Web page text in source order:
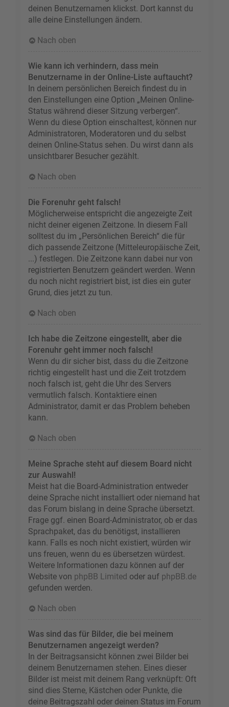
deinen Benutzernamen klickst. Dort kannst du
alle deine Einstellungen ändern.
Nach oben
Wie kann ich verhindern, dass mein
Benutzername in der Online-Liste auftaucht?
In deinem persönlichen Bereich findest du in
den Einstellungen eine Option „Meinen Online-
Status während dieser Sitzung verbergen“.
Wenn du diese Option einschaltest, können nur
Administratoren, Moderatoren und du selbst
deinen Online-Status sehen. Du wirst dann als
unsichtbarer Besucher gezählt.
Nach oben
Die Forenuhr geht falsch!
Möglicherweise entspricht die angezeigte Zeit
nicht deiner eigenen Zeitzone. In diesem Fall
solltest du im „Persönlichen Bereich“ die für
dich passende Zeitzone (Mitteleuropäische Zeit,
...) festlegen. Die Zeitzone kann dabei nur von
registrierten Benutzern geändert werden. Wenn
du noch nicht registriert bist, ist dies ein guter
Grund, dies jetzt zu tun.
Nach oben
Ich habe die Zeitzone eingestellt, aber die
Forenuhr geht immer noch falsch!
Wenn du dir sicher bist, dass du die Zeitzone
richtig eingestellt hast und die Zeit trotzdem
noch falsch ist, geht die Uhr des Servers
vermutlich falsch. Kontaktiere einen
Administrator, damit er das Problem beheben
kann.
Nach oben
Meine Sprache steht auf diesem Board nicht
zur Auswahl!
Meist hat die Board-Administration entweder
deine Sprache nicht installiert oder niemand hat
das Forum bislang in deine Sprache übersetzt.
Frage ggf. einen Board-Administrator, ob er das
Sprachpaket, das du benötigst, installieren
kann. Falls es noch nicht existiert, würden wir
uns freuen, wenn du es übersetzen würdest.
Weitere Informationen dazu können auf der
Website von phpBB Limited oder auf phpBB.de
gefunden werden.
Nach oben
Was sind das für Bilder, die bei meinem
Benutzernamen angezeigt werden?
In der Beitragsansicht können zwei Bilder bei
deinem Benutzernamen stehen. Eines dieser
Bilder ist meist mit deinem Rang verknüpft: Oft
sind dies Sterne, Kästchen oder Punkte, die
deine Beitragszahl oder deinen Status im Forum